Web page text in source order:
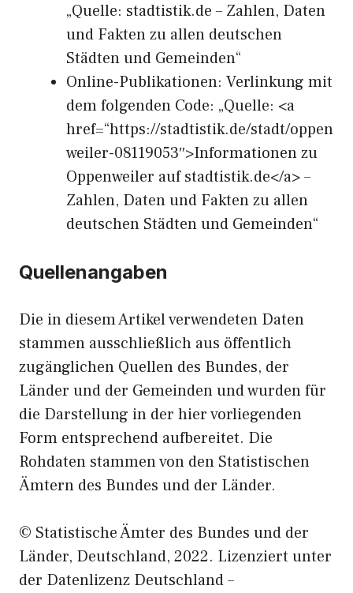
„Quelle: stadtistik.de – Zahlen, Daten
und Fakten zu allen deutschen
Städten und Gemeinden“
Online-Publikationen: Verlinkung mit
dem folgenden Code: „Quelle: <a
href=“https://stadtistik.de/stadt/oppen
weiler-08119053″>Informationen zu
Oppenweiler auf stadtistik.de</a> –
Zahlen, Daten und Fakten zu allen
deutschen Städten und Gemeinden“
Quellenangaben
Die in diesem Artikel verwendeten Daten
stammen ausschließlich aus öffentlich
zugänglichen Quellen des Bundes, der
Länder und der Gemeinden und wurden für
die Darstellung in der hier vorliegenden
Form entsprechend aufbereitet. Die
Rohdaten stammen von den Statistischen
Ämtern des Bundes und der Länder.
© Statistische Ämter des Bundes und der
Länder, Deutschland, 2022. Lizenziert unter
der Datenlizenz Deutschland –